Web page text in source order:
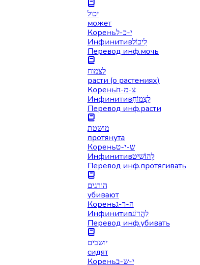
יכול
может
Кореньי-כ-ל
Инфинитивלִיכוֹל
Перевод инф.мочь
לצמוח
расти (о растениях)
Кореньצ-מ-ח
Инфинитивלִצְמוֹחַ
Перевод инф.расти
מושטת
протянута
Кореньש-י-ט
Инфинитивלְהוֹשִׁיט
Перевод инф.протягивать
הורגים
убивают
Кореньה-ר-ג
Инфинитивלַהֲרוֹג
Перевод инф.убивать
יושבים
сидят
Кореньי-ש-ב